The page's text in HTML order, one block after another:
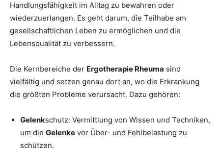
Handlungsfähigkeit im Alltag zu bewahren oder
wiederzuerlangen. Es geht darum, die Teilhabe am
gesellschaftlichen Leben zu ermöglichen und die
Lebensqualität zu verbessern.
Die Kernbereiche der Ergotherapie Rheuma sind
vielfältig und setzen genau dort an, wo die Erkrankung
die größten Probleme verursacht. Dazu gehören:
Gelenkschutz: Vermittlung von Wissen und Techniken,
um die Gelenke vor Über- und Fehlbelastung zu
schützen.